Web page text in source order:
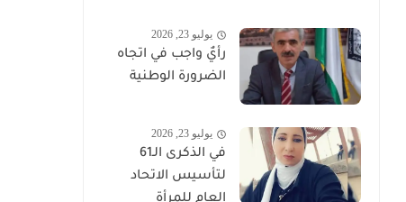
يوليو 23, 2026
رأيٌ واجب في اتجاه
الضرورة الوطنية
يوليو 23, 2026
في الذكرى الـ61
لتأسيس الاتحاد